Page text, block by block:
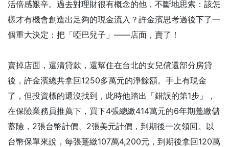
活倍感艱辛。過去對理財很有概念的他，不斷地思索：該怎
樣才有機會創造出足夠的現金流入？許金濱思考過後下了一
個重大決定：把「啞巴兒子」——店面，賣了！
賣掉店面，還清貸款，還幫住在台北的女兒償還部分房貸
後，許金濱總共拿回1250多萬元的淨餘額。手上有現金
了，但投資標的還沒找到，此時他踏出「錯誤的第1步」，
在保險業務員推薦下，買下4張總繳414萬元的6年期躉繳儲
蓄險，2張台幣計價、2張美元計價，到期後一次領回。以
台幣保單來說，每張躉繳107萬4,200元，到期後拿回120萬